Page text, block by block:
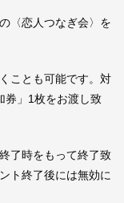
〈恋人つなぎ会〉を
ことも可能です。対
券」1枚をお渡し致
了時をもって終了致
ト終了後には無効に